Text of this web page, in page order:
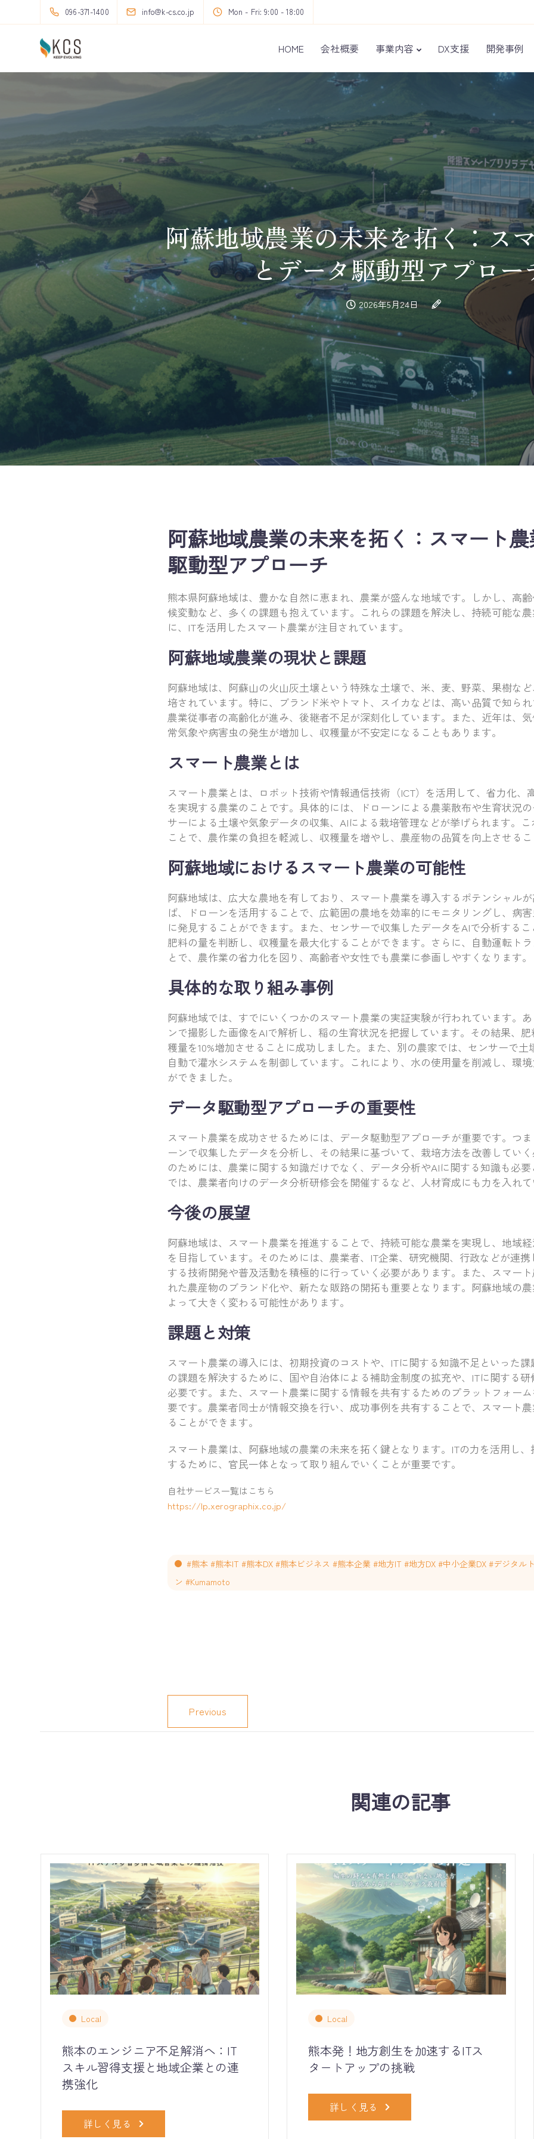
096-371-1400 info@k-cs.co.jp Mon - Fri: 9:00 - 18:00
HOME 会社概要 事業内容 DX支援 開発事例
阿蘇地域農業の未来を拓く：ス
とデータ駆動型アプロー
2026年5月24日
阿蘇地域農業の未来を拓く：スマート
駆動型アプローチ
熊本県阿蘇地域は、豊かな自然に恵まれ、農業が盛んな地域です。しかし、高
候変動など、多くの課題も抱えています。これらの課題を解決し、持続可能な
に、ITを活用したスマート農業が注目されています。
阿蘇地域農業の現状と課題
阿蘇地域は、阿蘇山の火山灰土壌という特殊な土壌で、米、麦、野菜、果樹な
培されています。特に、ブランド米やトマト、スイカなどは、高い品質で知ら
農業従事者の高齢化が進み、後継者不足が深刻化しています。また、近年は、
常気象や病害虫の発生が増加し、収穫量が不安定になることもあります。
スマート農業とは
スマート農業とは、ロボット技術や情報通信技術（ICT）を活用して、省力化、
を実現する農業のことです。具体的には、ドローンによる農薬散布や生育状況
サーによる土壌や気象データの収集、AIによる栽培管理などが挙げられます。
ことで、農作業の負担を軽減し、収穫量を増やし、農産物の品質を向上させる
阿蘇地域におけるスマート農業の可能性
阿蘇地域は、広大な農地を有しており、スマート農業を導入するポテンシャル
ば、ドローンを活用することで、広範囲の農地を効率的にモニタリングし、病
に発見することができます。また、センサーで収集したデータをAIで分析する
肥料の量を判断し、収穫量を最大化することができます。さらに、自動運転ト
とで、農作業の省力化を図り、高齢者や女性でも農業に参画しやすくなります。
具体的な取り組み事例
阿蘇地域では、すでにいくつかのスマート農業の実証実験が行われています。
ンで撮影した画像をAIで解析し、稲の生育状況を把握しています。その結果、
穫量を10%増加させることに成功しました。また、別の農家では、センサーで
自動で灌水システムを制御しています。これにより、水の使用量を削減し、環
ができました。
データ駆動型アプローチの重要性
スマート農業を成功させるためには、データ駆動型アプローチが重要です。つ
ーンで収集したデータを分析し、その結果に基づいて、栽培方法を改善してい
のためには、農業に関する知識だけでなく、データ分析やAIに関する知識も必
では、農業者向けのデータ分析研修会を開催するなど、人材育成にも力を入れ
今後の展望
阿蘇地域は、スマート農業を推進することで、持続可能な農業を実現し、地域
を目指しています。そのためには、農業者、IT企業、研究機関、行政などが連
する技術開発や普及活動を積極的に行っていく必要があります。また、スマー
れた農産物のブランド化や、新たな販路の開拓も重要となります。阿蘇地域の
よって大きく変わる可能性があります。
課題と対策
スマート農業の導入には、初期投資のコストや、ITに関する知識不足といった
の課題を解決するために、国や自治体による補助金制度の拡充や、ITに関する
必要です。また、スマート農業に関する情報を共有するためのプラットフォー
要です。農業者同士が情報交換を行い、成功事例を共有することで、スマート
ることができます。
スマート農業は、阿蘇地域の農業の未来を拓く鍵となります。ITの力を活用し
するために、官民一体となって取り組んでいくことが重要です。
自社サービス一覧はこちら
https://lp.xerographix.co.jp/
#熊本 #熊本IT #熊本DX #熊本ビジネス #熊本企業 #地方IT #地方DX #中小企業DX #デジタル
ン #Kumamoto
Previous
関連の記事
Local
熊本のエンジニア不足解消へ：IT
スキル習得支援と地域企業との連
携強化
詳しく見る
Local
熊本発！地方創生を加速するITス
タートアップの挑戦
詳しく見る